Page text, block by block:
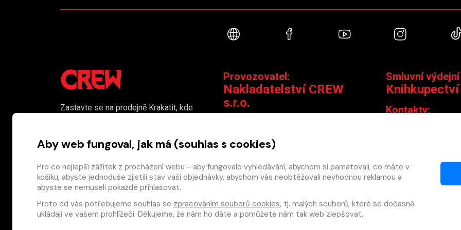
Webové stránkyFacebookYouTube
Zastavte se na prodejně Krakatit, kde
komiksu.
Prodejna je i naším smluvním výdejním
místem pro osobní odběr objednaného
zboží.
Nakladatelství CREW s.r.o. © 2026
Provozovatel:
Nakladatelství CREW
s.r.o.
Čáslavská 15/1793, 130 00 Praha 3
+420 603 580 756
Smluvní
Kontakty:
Otevírací doba:
9:30–18:30
SO
Aby web fungoval, jak má (souhlas s cookies)
Pro co nejlepší zážitek z procházení webu - aby fungovalo vyhledávání, abychom si pamatovali, co máte v
košíku, abyste jednoduše zjistili stav vaší objednávky, abychom vás neobtěžovali nevhodnou reklamou a
abyste se nemuseli pokaždé přihlašovat.
Proto od vás potřebujeme souhlas se zpracováním souborů cookies, tj. malých souborů, které se dočasně
ukládají ve vašem prohlížeči. Děkujeme, že nám ho dáte a pomůžete nám tak web zlepšovat.